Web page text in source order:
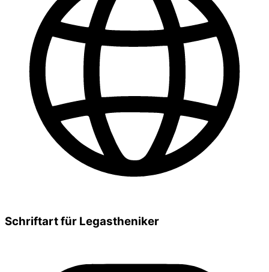
Schriftart für Legastheniker